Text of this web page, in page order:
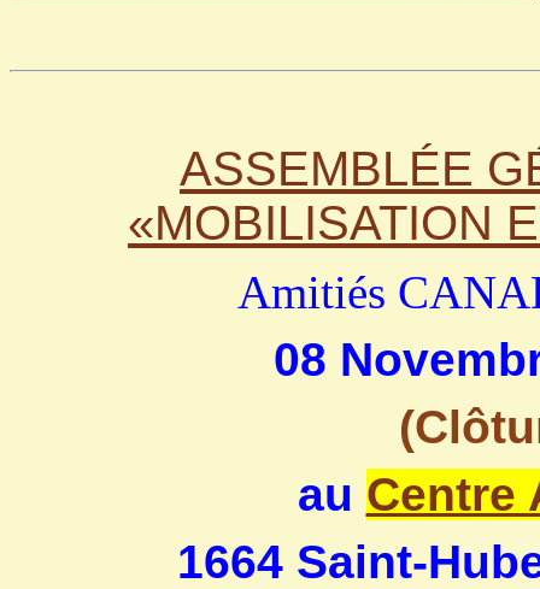
ASSEMBLÉE
«MOBILISATION
Amitiés
08
au Centre
1664 Saint-